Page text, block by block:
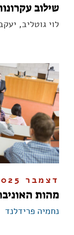
שילוב
לוי גוטליב,
דצמבר 2025
מהות
נחמיה פרידלנד